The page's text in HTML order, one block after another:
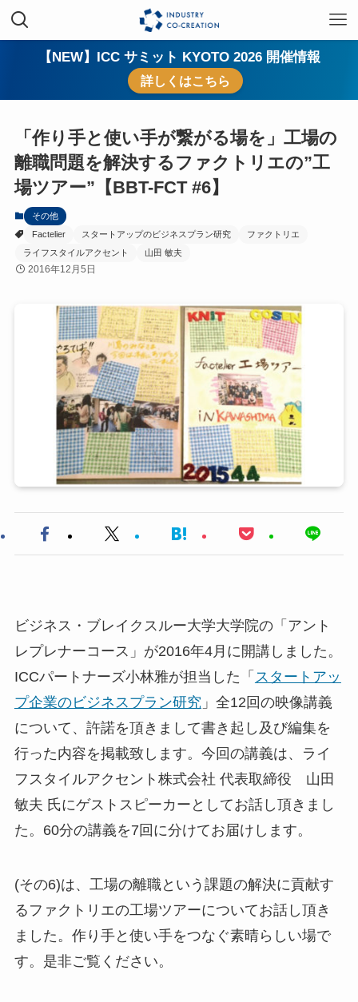
【NEW】ICC サミット KYOTO 2026 開催情報
詳しくはこちら
「作り手と使い手が繋がる場を」工場の
離職問題を解決するファクトリエの”工
場ツアー”【BBT-FCT #6】
その他
Factelier
スタートアップのビジネスプラン研究
ファクトリエ
ライフスタイルアクセント
山田 敏夫
2016年12月5日
ビジネス・ブレイクスルー大学大学院の「アント
レプレナーコース」が2016年4月に開講しました。
ICCパートナーズ小林雅が担当した「 スタートアッ
プ企業のビジネスプラン研究 」全12回の映像講義
について、許諾を頂きまして書き起し及び編集を
行った内容を掲載致します。今回の講義は、ライ
フスタイルアクセント株式会社 代表取締役 山田
敏夫 氏にゲストスピーカーとしてお話し頂きまし
た。60分の講義を7回に分けてお届けします。
(その6)は、工場の離職という課題の解決に貢献す
るファクトリエの工場ツアーについてお話し頂き
ました。作り手と使い手をつなぐ素晴らしい場で
す。是非ご覧ください。